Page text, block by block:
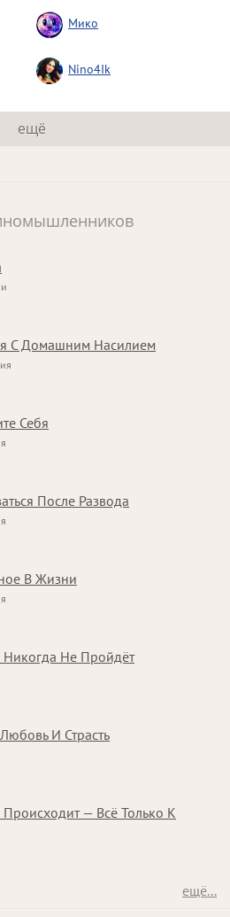
Мико
Nino4Ik
ещё
С Домашним Насилием
Себя
После Развода
В Жизни
Не Пройдёт
И Страсть
— Всё Только К
ещё...